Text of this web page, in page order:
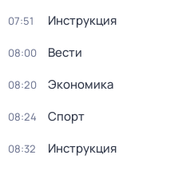
07:51 Инструкция
08:00 Вести
08:20 Экономика
08:24 Спорт
08:32 Инструкция